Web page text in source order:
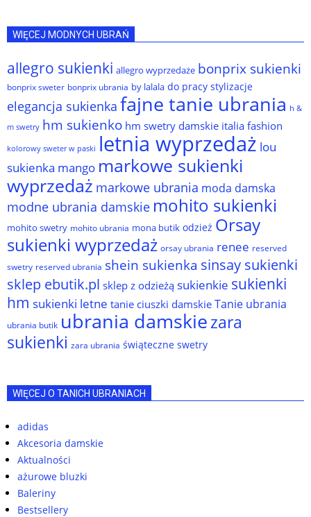
WIĘCEJ MODNYCH UBRAŃ
allegro sukienki allegro wyprzedaże bonprix sukienki
bonprix sweter bonprix ubrania by lalala do pracy stylizacje
elegancja sukienka fajne tanie ubrania h &
m swetry hm sukienko hm swetry damskie italia fashion
kolorowy sweter w paski letnia wyprzedaż lou
sukienka mango markowe sukienki
wyprzedaż markowe ubrania moda damska
modne ubrania damskie mohito sukienki
mohito swetry mohito ubrania mona butik odzież Orsay
sukienki wyprzedaż orsay ubrania renee reserved
swetry reserved ubrania shein sukienka sinsay sukienki
sklep ebutik.pl sklep z odzieżą sukienkie sukienki
hm sukienki letne tanie ciuszki damskie Tanie ubrania
ubrania butik ubrania damskiezara
sukienki zara ubrania świąteczne swetry
WIĘCEJ O TANICH UBRANIACH
adidas
Akcesoria damskie
Aktualności
ażurowe bluzki
Baleriny
Bestsellery